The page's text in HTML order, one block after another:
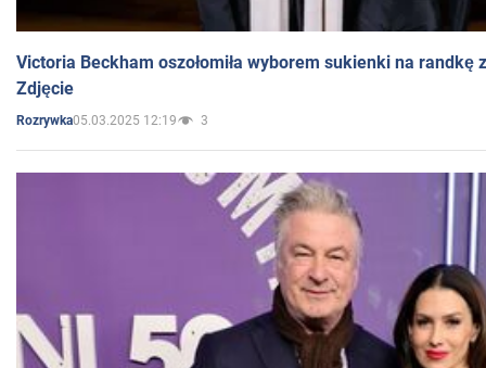
Victoria Beckham oszołomiła wyborem sukienki na randkę
Zdjęcie
Rozrywka05.03.2025 12:19 3